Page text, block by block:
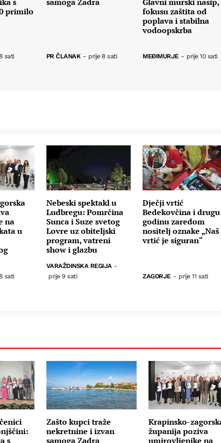
primilo
sati PR ČLANAK - prije 8 sati
fokusu zaštita od
poplava i stabilna
vodoopskrba
MEĐIMURJE - prije 10 sati
na
u
sati
Nebeski spektakl u
Ludbregu: Pomrčina
Sunca i Suze svetog
Lovre uz obiteljski
program, vatreni
show i glazbu
VARAŽDINSKA REGIJA -
prije 9 sati
Dječji vrtić
Bedekovčina i drugu
godinu zaredom
nositelj oznake „Naš
vrtić je siguran“
ZAGORJE - prije 11 sati
s
Zašto kupci traže
nekretnine i izvan
samoga Zadra
Krapinsko-
županija poziva
umirovljenike na